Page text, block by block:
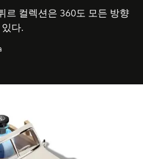
르 컬렉션은 360도 모든 방향
다.